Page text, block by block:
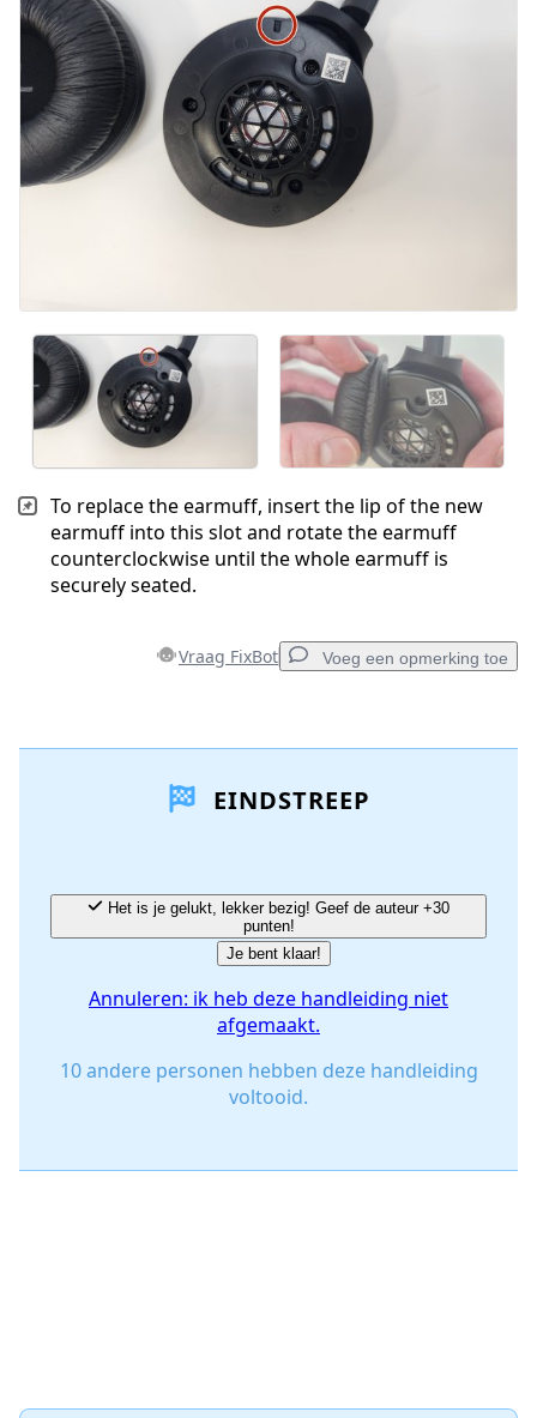
To replace the earmuff, insert the lip of the new
earmuff into this slot and rotate the earmuff
counterclockwise until the whole earmuff is
securely seated.
Vraag FixBot Voeg een opmerking toe
Voeg opmerking toe
Annuleren Plaats opmerking
EINDSTREEP
punten!
Je bent klaar!
Annuleren: ik heb deze handleiding niet
afgemaakt.
10 andere personen hebben deze handleiding
voltooid.